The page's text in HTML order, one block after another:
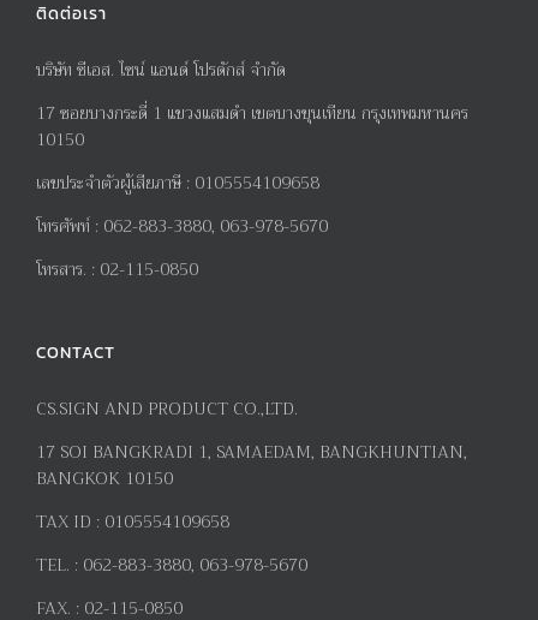
ติดต่อเรา
บริษัท ซีเอส. ไซน์ แอนด์ โปรดักส์ จำกัด
17ซอยบางกระดี่ 1 แขวงแสมดำ เขตบางขุนเทียน กรุงเทพมหานคร
10150
เลขประจำตัวผู้เสียภาษี : 0105554109658
โทรศัพท์ : 062-883-3880, 063-978-5670
โทรสาร. : 02-115-0850
CONTACT
CS.SIGN AND PRODUCT CO.,LTD.
17 SOI BANGKRADI 1, SAMAEDAM, BANGKHUNTIAN,
BANGKOK 10150
TAX ID : 0105554109658
TEL. : 062-883-3880, 063-978-5670
FAX. : 02-115-0850